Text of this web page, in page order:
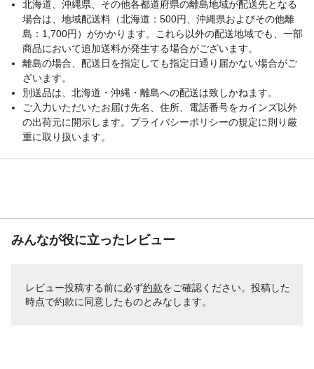
北海道、沖縄県、その他各都道府県の離島地域が配送先となる
場合は、地域配送料（北海道：500円、沖縄県およびその他離
島：1,700円）がかかります。これら以外の配送地域でも、一部
商品において追加送料が発生する場合がございます。
離島の場合、配送日を指定しても指定日通り届かない場合がご
ざいます。
別送品は、北海道・沖縄・離島への配送は致しかねます。
ご入力いただいたお届け先名、住所、電話番号をカインズ以外
の出荷元に開示します。プライバシーポリシーの規定に則り厳
重に取り扱います。
みんなが役に立ったレビュー
レビュー投稿する前に必ず約款をご確認ください。投稿した
時点で約款に同意したものとみなします。